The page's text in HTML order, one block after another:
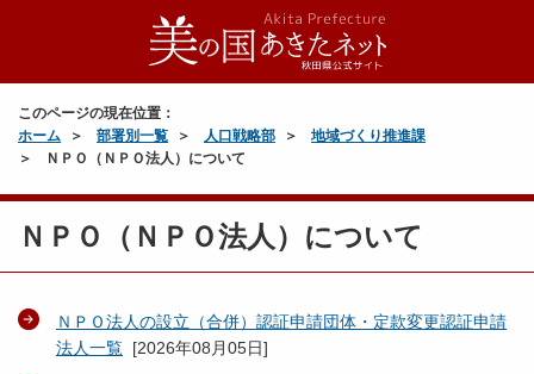
このページの現在位置：
ホーム
部署別一覧 人口戦略部
地域づくり推進課
ＮＰＯ（ＮＰＯ法人）について
ＮＰＯ（ＮＰＯ法人）について
ＮＰＯ法人の設立（合併）認証申請団体・定款変更認証申請
法人一覧 [2026年08月05日]